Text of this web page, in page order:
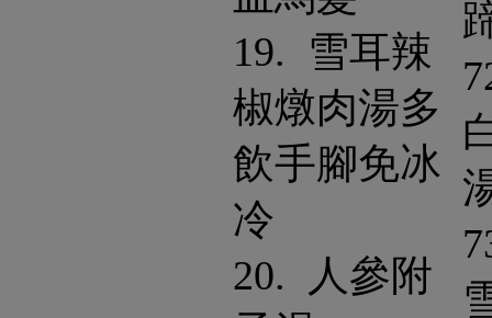
19. 雪耳辣
椒燉肉湯多
飲手腳免冰
冷
20. 人參附